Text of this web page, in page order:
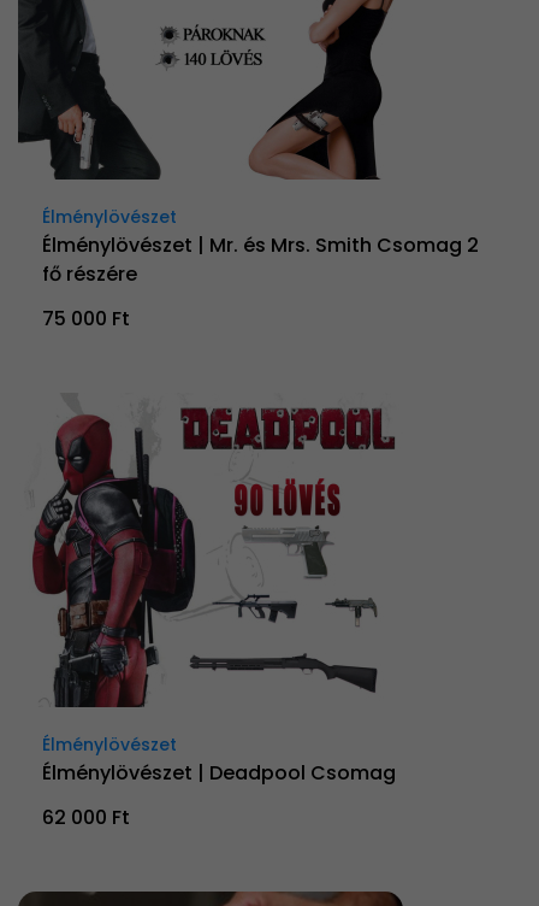
Élménylövészet
Élménylövészet | Mr. és Mrs. Smith Csomag 2
fő részére
75 000 Ft
Élménylövészet
Élménylövészet | Deadpool Csomag
62 000 Ft